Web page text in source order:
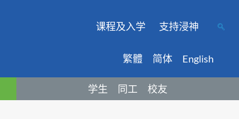
课程及入学 支持浸神
繁體 简体 English
学生 同工 校友